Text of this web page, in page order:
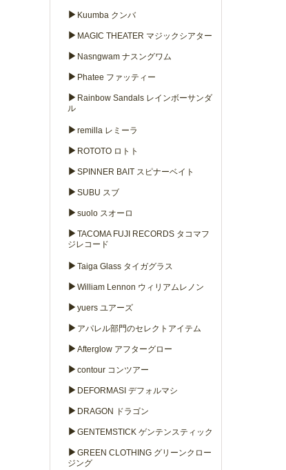
▶ Kuumba クンバ
▶ MAGIC THEATER マジックシアター
▶ Nasngwam ナスングワム
▶ Phatee ファッティー
▶ Rainbow Sandals レインボーサンダ
ル
▶ remilla レミーラ
▶ ROTOTO ロトト
▶ SPINNER BAIT スピナーベイト
▶ SUBU スブ
▶ suolo スオーロ
▶ TACOMA FUJI RECORDS タコマフ
ジレコード
▶ Taiga Glass タイガグラス
▶ William Lennon ウィリアムレノン
▶ yuers ユアーズ
▶ アパレル部門のセレクトアイテム
▶ Afterglow アフターグロー
▶ contour コンツアー
▶ DEFORMASI デフォルマシ
▶ DRAGON ドラゴン
▶ GENTEMSTICK ゲンテンスティック
▶ GREEN CLOTHING グリーンクロー
ジング